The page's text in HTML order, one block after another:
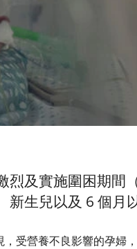
及實施圍困期間
生兒以及 6 個月
受營養不良影響的孕婦